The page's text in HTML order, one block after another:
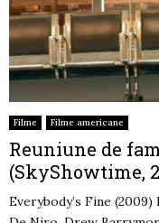
Filme Filme americane
Reuniune de
(SkyShowtime,
Everybody’s Fine